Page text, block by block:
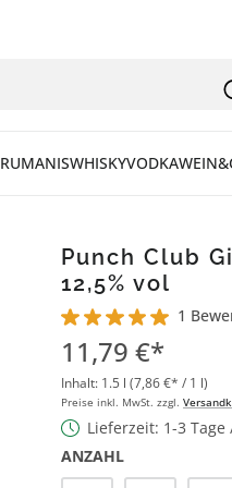
RUMANISWHISKYVODKA
Punch Club
12,5% vol
Durchschnittliche
1
11,79 €*
Inhalt: 1.5 l (7,86 €* / 1 l)
Preise inkl. MwSt. zzgl.
Lieferzeit: 1-3
ANZAHL